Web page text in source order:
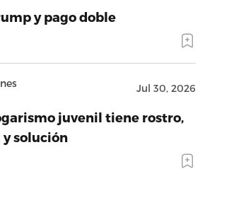
y pago doble
Jul 30, 2026
juvenil tiene rostro,
solución